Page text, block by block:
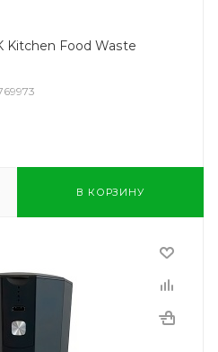
Kitchen Food Waste
В КОРЗИНУ